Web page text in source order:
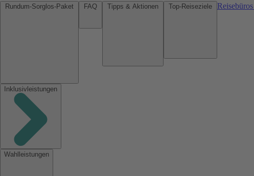
Inklusivleistungen
Wahlleistungen